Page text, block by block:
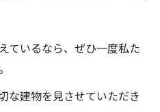
ているなら、ぜひ一度私た
な建物を見させていただき